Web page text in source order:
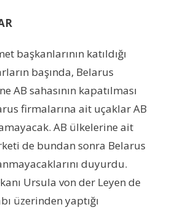
başkanlarının katıldığı
başında, Belarus
AB sahasının kapatılması
firmalarına ait uçaklar AB
AB ülkelerine ait
de bundan sonra Belarus
duyurdu.
Ursula von der Leyen de
üzerinden yaptığı